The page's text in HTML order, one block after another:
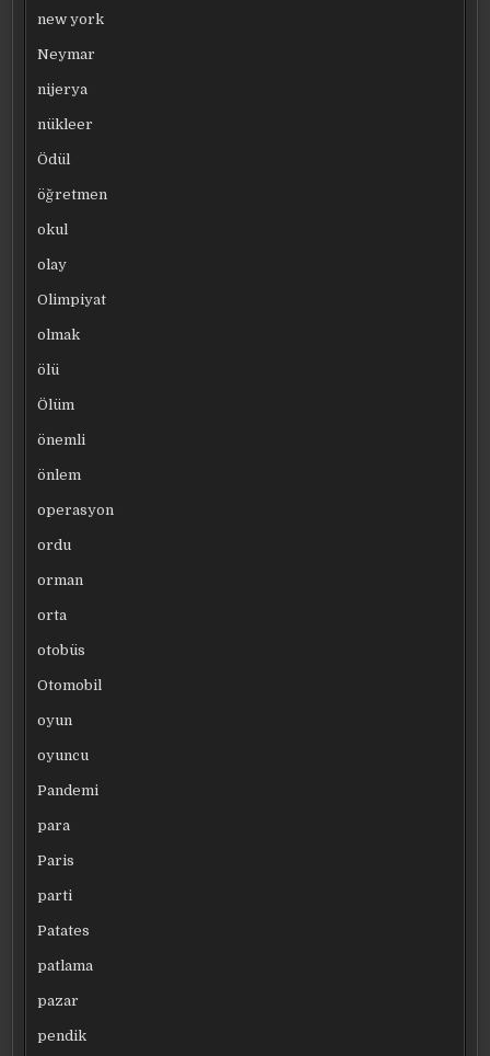
new york
Neymar
nijerya
nükleer
Ödül
öğretmen
okul
olay
Olimpiyat
olmak
ölü
Ölüm
önemli
önlem
operasyon
ordu
orman
orta
otobüs
Otomobil
oyun
oyuncu
Pandemi
para
Paris
parti
Patates
patlama
pazar
pendik